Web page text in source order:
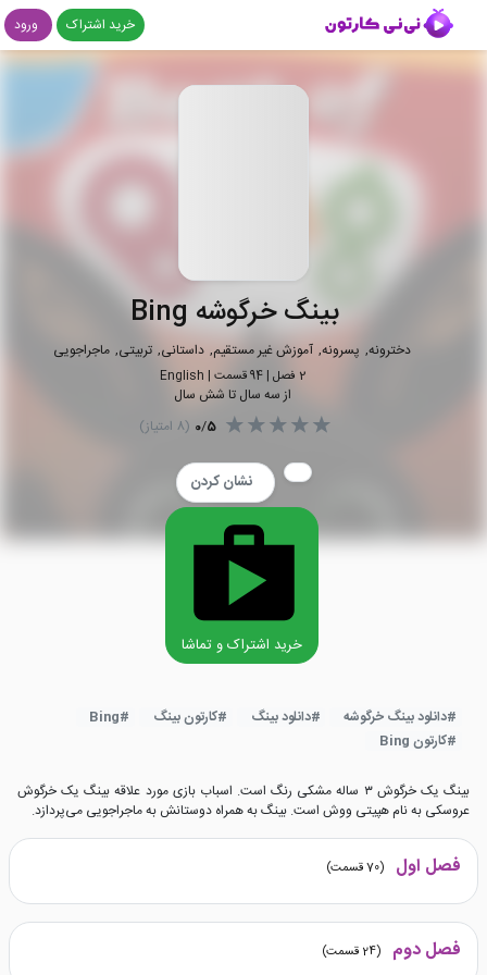
خرید اشتراک ورود
بینگ خرگوشه Bing
دخترونه پسرونه آموزش غیر مستقیم داستانی تربیتی ماجراجویی
2 فصل | 94 قسمت |
از سه سال تا شش سال
0/5
(
8 امتیاز)
نشان کردن
خرید اشتراک و تماشا
#دانلود بینگ خرگوشه #دانلود بینگ #کارتون بینگ #
Bing
#کارتون Bing
بینگ یک خرگوش ۳ ساله مشکی رنگ است. اسباب بازی مورد علاقه بینگ یک خرگوش
عروسکی به نام هپیتی ووش است. بینگ به همراه دوستانش به ماجراجویی می‌پردازد.
فصل اول (
70قسمت)
فصل دوم (
24 قسمت)